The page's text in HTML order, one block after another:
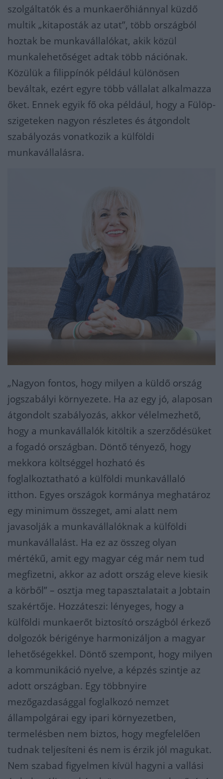
szolgáltatók és a munkaerőhiánnyal küzdő
multik „kitaposták az utat”, több országból
hoztak be munkavállalókat, akik közül
munkalehetőséget adtak több nációnak.
Közülük a filippínók például különösen
beváltak, ezért egyre több vállalat alkalmazza
őket. Ennek egyik fő oka például, hogy a Fülöp-
szigeteken nagyon részletes és átgondolt
szabályozás vonatkozik a külföldi
munkavállalásra.
„Nagyon fontos, hogy milyen a küldő ország
jogszabályi környezete. Ha az egy jó, alaposan
átgondolt szabályozás, akkor vélelmezhető,
hogy a munkavállalók kitöltik a szerződésüket
a fogadó országban. Döntő tényező, hogy
mekkora költséggel hozható és
foglalkoztatható a külföldi munkavállaló
itthon. Egyes országok kormánya meghatároz
egy minimum összeget, ami alatt nem
javasolják a munkavállalóknak a külföldi
munkavállalást. Ha ez az összeg olyan
mértékű, amit egy magyar cég már nem tud
megfizetni, akkor az adott ország eleve kiesik
a körből” – osztja meg tapasztalatait a Jobtain
szakértője. Hozzáteszi: lényeges, hogy a
külföldi munkaerőt biztosító országból érkező
dolgozók bérigénye harmonizáljon a magyar
lehetőségekkel. Döntő szempont, hogy milyen
a kommunikáció nyelve, a képzés szintje az
adott országban. Egy többnyire
mezőgazdasággal foglalkozó nemzet
állampolgárai egy ipari környezetben,
termelésben nem biztos, hogy megfelelően
tudnak teljesíteni és nem is érzik jól magukat.
Nem szabad figyelmen kívül hagyni a vallási